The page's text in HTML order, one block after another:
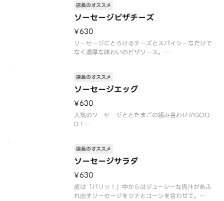
※注文個数が一度に合計10個以上になる際は、商品
のご準備に時間を要しますので、予約配達がおすす
アレルゲン情報：卵・乳・小麦・えび・大豆・りん
ご・
ソーセージピザチーズ
店長のオススメ
¥630
ソーセージにとろけるチーズとスパイシーなだけで
なく濃厚な味わいのピザソース。
※注文個数が一度に合計10個以上になる際は、商品
のご準備に時間を要しますので、予約配達がおすす
アレルゲン情報：卵・乳・
ソーセージエッグ
店長のオススメ
¥630
人気のソーセージととたまごの組み合わせがGOO
D！
※注文個数が一度に合計10個以上になる際は、商品
のご準備に時間を要しますので、予約配達がおすす
アレルゲン情報：卵・乳・小麦・牛肉・大豆・鶏
肉・豚
ソーセージサラダ
店長のオススメ
¥630
皮は「パリッ！」中からはジューシーな肉汁があふ
れ出すソーセージをツナとコーンを合わせて。